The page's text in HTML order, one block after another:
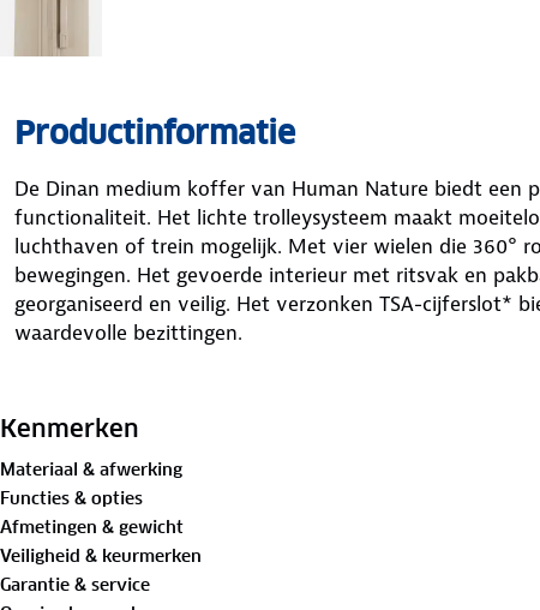
Productinformatie
De Dinan medium koffer van Human Nature biedt een
functionaliteit. Het lichte trolleysysteem maakt
luchthaven of trein mogelijk. Met vier wielen die 360°
bewegingen. Het gevoerde interieur met ritsvak en
georganiseerd en veilig. Het verzonken TSA-cijferslot*
waardevolle bezittingen.
binnenkant, combineert de Dinan koffer stevigheid met
praktisch en veelzijdig. Kies uit opvallend oranje,
Zoek je de koffer in een ander formaat? Dan is de koffer
Reis in stijl en comfort met de Human Nature Dinan
* De Transportation Security Administration (TSA) is een
Kenmerken
Materiaal & afwerking
Functies & opties
Afmetingen & gewicht
Veiligheid & keurmerken
Garantie & service